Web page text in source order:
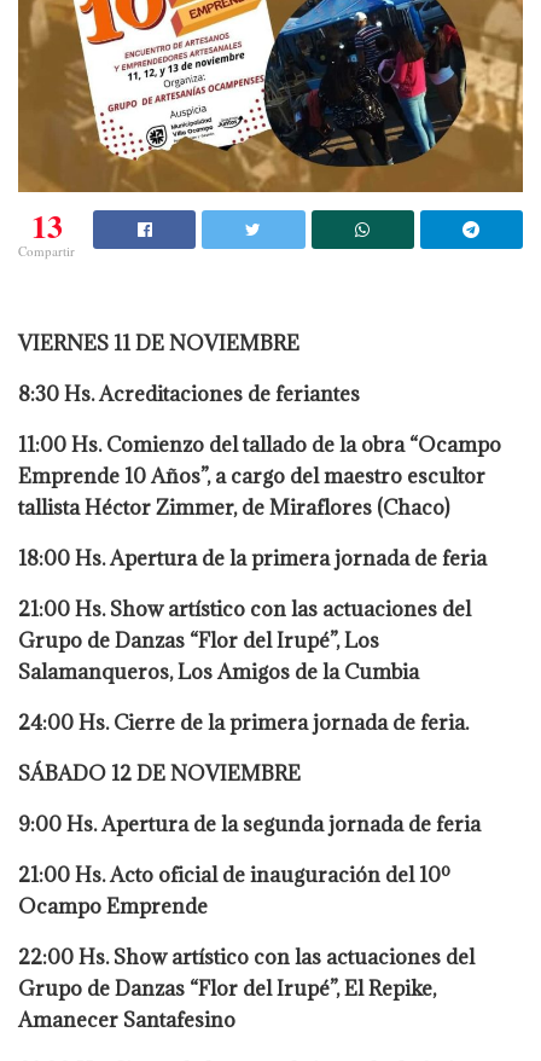
13
Compartir
VIERNES 11 DE NOVIEMBRE
8:30 Hs. Acreditaciones de feriantes
11:00 Hs. Comienzo del tallado de la obra “Ocampo
Emprende 10 Años”, a cargo del maestro escultor
tallista Héctor Zimmer, de Miraflores (Chaco)
18:00 Hs. Apertura de la primera jornada de feria
21:00 Hs. Show artístico con las actuaciones del
Grupo de Danzas “Flor del Irupé”, Los
Salamanqueros, Los Amigos de la Cumbia
24:00 Hs. Cierre de la primera jornada de feria.
SÁBADO 12 DE NOVIEMBRE
9:00 Hs. Apertura de la segunda jornada de feria
21:00 Hs. Acto oficial de inauguración del 10º
Ocampo Emprende
22:00 Hs. Show artístico con las actuaciones del
Grupo de Danzas “Flor del Irupé”, El Repike,
Amanecer Santafesino